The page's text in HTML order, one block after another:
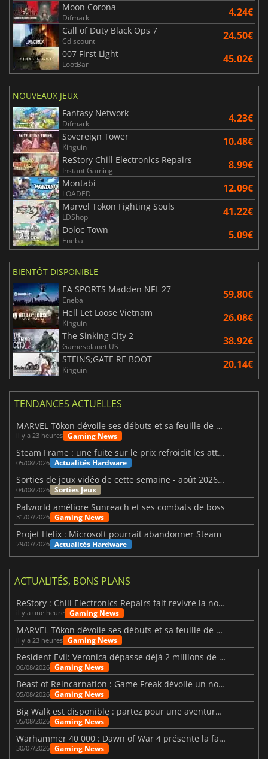
Moon Corona
Difmark 4.24€
Call of Duty Black Ops 7
Cdiscount 24.50€
007 First Light
LootBar 45.02€
NOUVEAUX JEUX
Fantasy Network
Difmark 4.23€
Sovereign Tower
Kinguin 10.48€
ReStory Chill Electronics Repairs
Instant Gaming 8.99€
Montabi
LOADED 12.09€
Marvel Tokon Fighting Souls
LDShop 41.22€
Doloc Town
Eneba 5.09€
BIENTÔT DISPONIBLE
EA SPORTS Madden NFL 27
Eneba 59.80€
Hell Let Loose Vietnam
Kinguin 26.08€
The Sinking City 2
Gamesplanet US 38.92€
STEINS;GATE RE BOOT
Kinguin 20.14€
TENDANCES ACTUELLES
MARVEL Tōkon dévoile ses débuts et sa feuille de route
il y a 23 heures Gaming News
Steam Frame : une fuite sur le prix refroidit les attentes VR
05/08/2026 Actualités Hardware
Sorties de jeux vidéo de cette semaine - août 2026 (semaine 32)
04/08/2026 Sorties Jeux
Palworld améliore Sunreach et ses combats de boss
31/07/2026 Gaming News
Projet Helix : Microsoft pourrait abandonner Steam
29/07/2026 Actualités Hardware
ACTUALITÉS, BONS PLANS
ReStory : Chill Electronics Repairs fait revivre la nostalgie des années 2000
il y a une heure Gaming News
MARVEL Tōkon dévoile ses débuts et sa feuille de route
il y a 23 heures Gaming News
Resident Evil: Veronica dépasse déjà 2 millions de wishlists
06/08/2026 Gaming News
Beast of Reincarnation : Game Freak dévoile un nouveau pari
05/08/2026 Gaming News
Big Walk est disponible : partez pour une aventure entre amis
05/08/2026 Gaming News
Warhammer 40 000 : Dawn of War 4 présente la faction des Nécrons
30/07/2026 Gaming News